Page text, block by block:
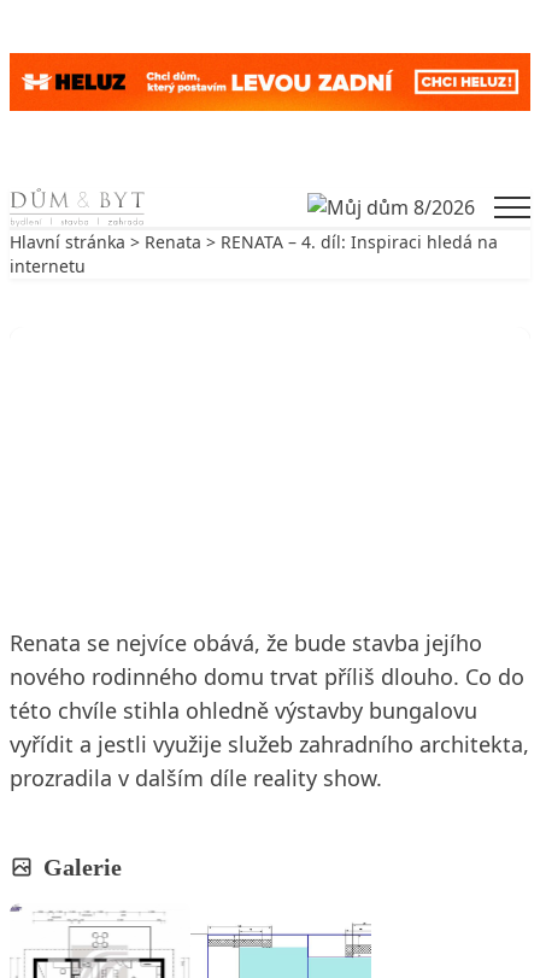
Skip to content
Hlavní stránka > Renata > RENATA – 4. díl: Inspiraci hledá na
internetu
Renata se nejvíce obává, že bude stavba jejího
nového rodinného domu trvat příliš dlouho. Co do
této chvíle stihla ohledně výstavby bungalovu
vyřídit a jestli využije služeb zahradního architekta,
prozradila v dalším díle reality show.
Galerie